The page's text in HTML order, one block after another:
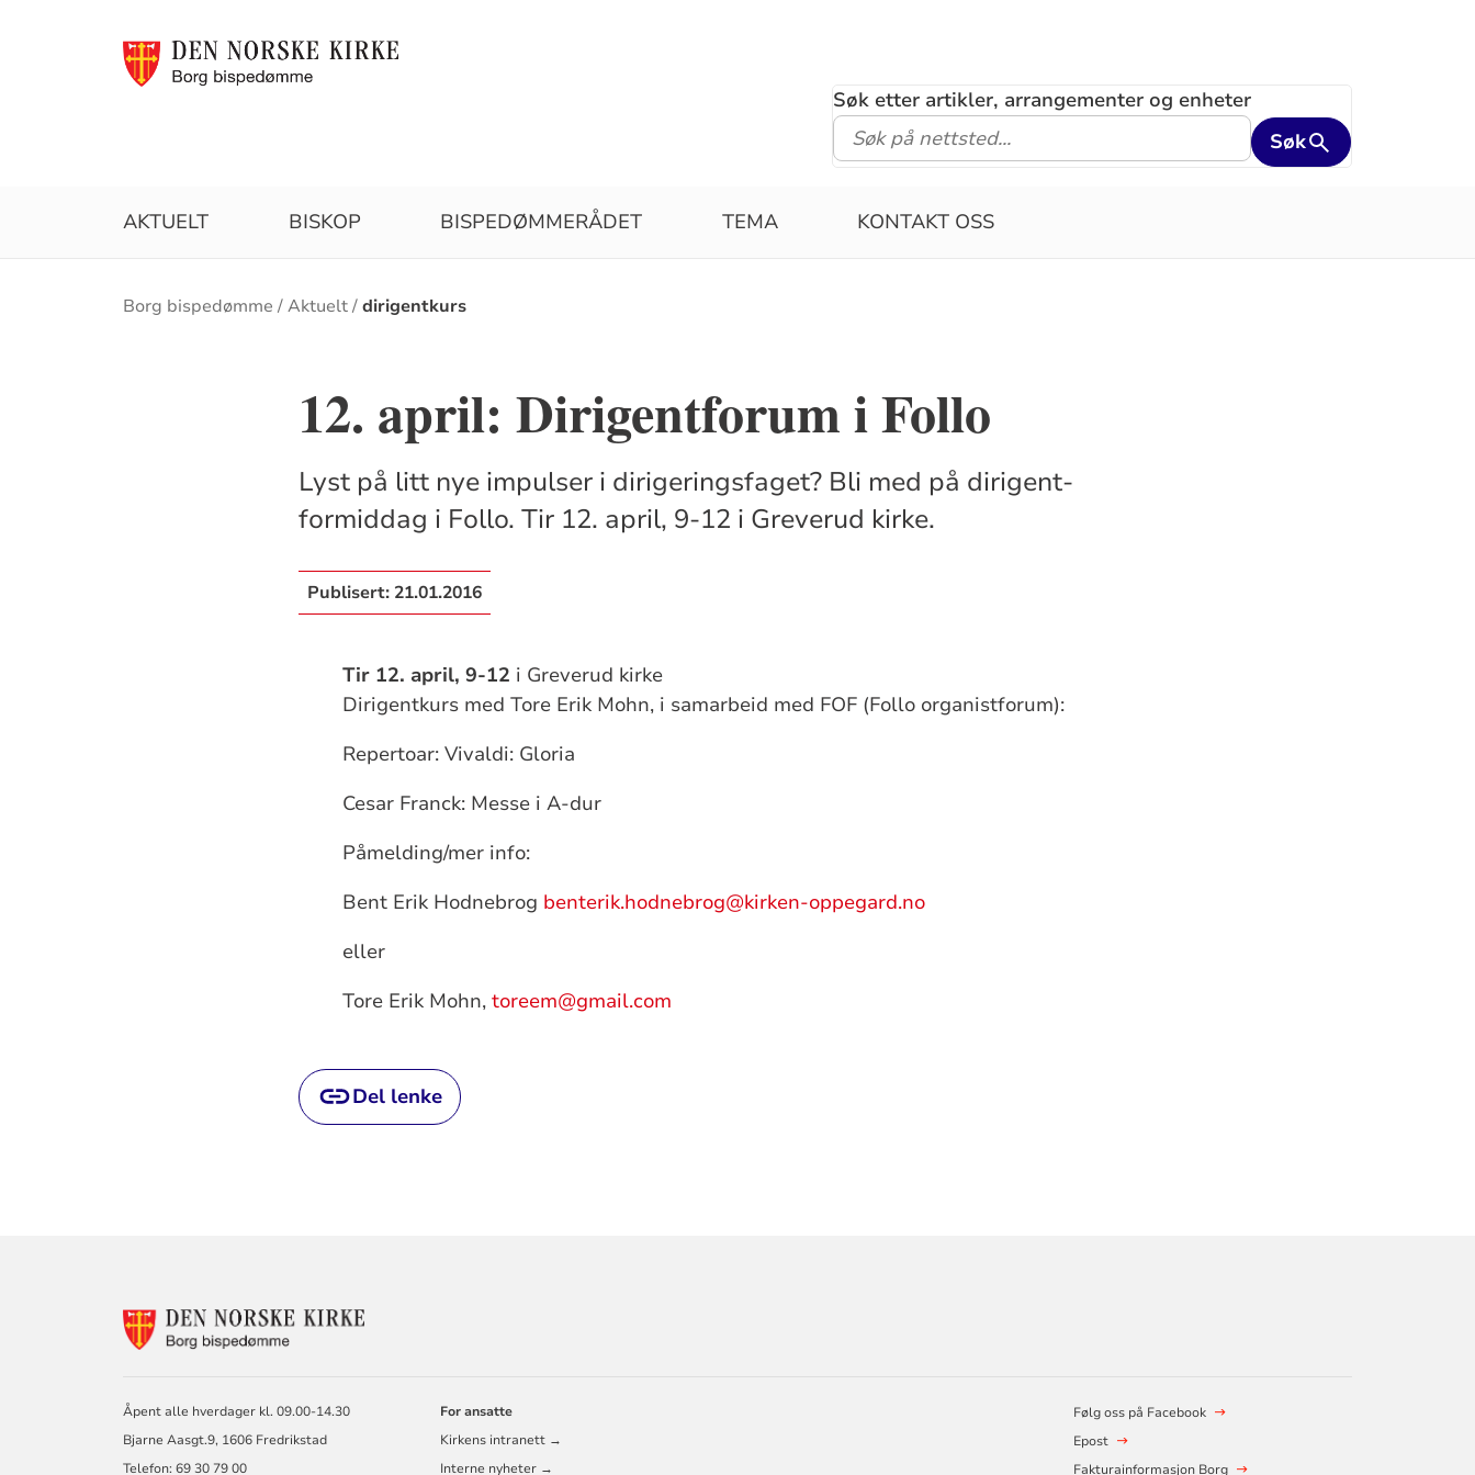
Søk etter artikler, arrangementer og enheter
Søk
AKTUELT BISKOP BISPEDØMMERÅDET TEMA KONTAKT OSS
Brødsmulesti
Borg bispedømme Aktuelt dirigentkurs
12. april: Dirigentforum i Follo
Lyst på litt nye impulser i dirigeringsfaget? Bli med på dirigent-
formiddag i Follo. Tir 12. april, 9-12 i Greverud kirke.
Publisert: 21.01.2016
Tir 12. april, 9-12 i Greverud kirke
Dirigentkurs med Tore Erik Mohn, i samarbeid med FOF (Follo organistforum):
Repertoar: Vivaldi: Gloria
Cesar Franck: Messe i A-dur
Påmelding/mer info:
Bent Erik Hodnebrog benterik.hodnebrog@kirken-oppegard.no
eller
Tore Erik Mohn, toreem@gmail.com
Del lenke
KONTAKTINFORMASJON
BISPEDØMMERÅD
Åpent alle hverdager kl. 09.00-14.30
Bjarne Aasgt.9, 1606 Fredrikstad
Telefon: 69 30 79 00
For ansatte
Kirkens intranett →
Interne nyheter →
Følg oss på Facebook
Epost
Fakturainformasjon Borg